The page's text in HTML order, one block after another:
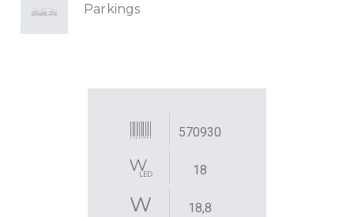
Parkings
570930
18
18,8